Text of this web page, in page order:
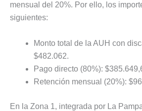
mensual del 20%. Por ello, los
siguientes:
Monto total de la AUH con
$482.062.
Pago directo (80%):
Retención mensual (20%):
En la Zona 1, integrada por La